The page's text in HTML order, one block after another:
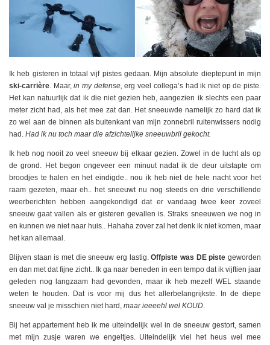
Ik heb gisteren in totaal vijf pistes gedaan. Mijn absolute dieptepunt in mijn
ski-carrière. Maar,in my defense, erg veel collega’s had ik niet op de piste.
Het kan natuurlijk dat ik die niet gezien heb, aangezien ik slechts een paar
meter zicht had, als het mee zat dan. Het sneeuwde namelijk zo hard dat ik
zo wel aan de binnen als buitenkant van mijn zonnebril ruitenwissers nodig
had. Had ik nu toch maar die afzichtelijke sneeuwbril gekocht.
Ik heb nog nooit zo veel sneeuw bij elkaar gezien. Zowel in de lucht als op
de grond. Het begon ongeveer een minuut nadat ik de deur uitstapte om
broodjes te halen en het eindigde.. nou ik heb niet de hele nacht voor het
raam gezeten, maar eh.. het sneeuwt nu nog steeds en drie verschillende
weerberichten hebben aangekondigd dat er vandaag twee keer zoveel
sneeuw gaat vallen als er gisteren gevallen is. Straks sneeuwen we nog in
en kunnen we niet naar huis.. Hahaha zover zal het denk ik niet komen, maar
het kan allemaal.
Blijven staan is met die sneeuw erg lastig.Offpiste was DE piste geworden
en dan met dat fijne zicht.. Ik ga naar beneden in een tempo dat ik vijftien jaar
geleden nog langzaam had gevonden, maar ik heb mezelf WEL staande
weten te houden. Dat is voor mij dus het allerbelangrijkste. In de diepe
sneeuw val je misschien niet hard, maar ieeeehl wel KOUD.
Bij het appartement heb ik me uiteindelijk wel in de sneeuw gestort, samen
met mijn zusje waren we engeltjes. Uiteindelijk viel het heus wel mee